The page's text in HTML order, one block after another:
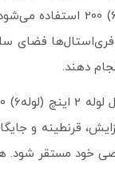
فری استال لوله
فری‌استال‌ها فضای
دهند.
قرنطینه و
خود مستقر شود.